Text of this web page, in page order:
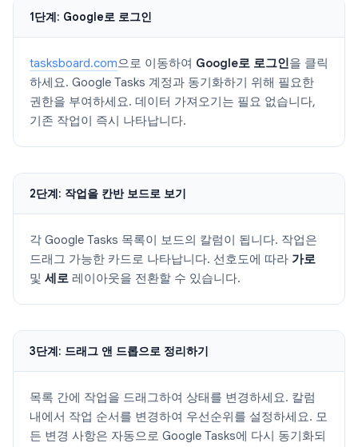
1단계: Google로 로그인
tasksboard.com으로 이동하여 Google로 로그인을 클릭
하세요. Google Tasks 계정과 동기화하기 위해 필요한
권한을 부여하세요. 데이터 가져오기는 필요 없습니다,
기존 작업이 즉시 나타납니다.
2단계: 작업을 칸반 보드로 보기
각 Google Tasks 목록이 보드의 칼럼이 됩니다. 작업은
드래그 가능한 카드로 나타납니다. 선호도에 따라 가로
및 세로 레이아웃을 전환할 수 있습니다.
3단계: 드래그 앤 드롭으로 정리하기
목록 간에 작업을 드래그하여 상태를 변경하세요. 칼럼
내에서 작업 순서를 변경하여 우선순위를 설정하세요. 모
든 변경 사항은 자동으로 Google Tasks에 다시 동기화되